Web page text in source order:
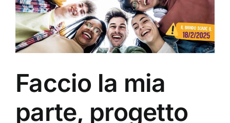
Faccio la mia
parte, progetto